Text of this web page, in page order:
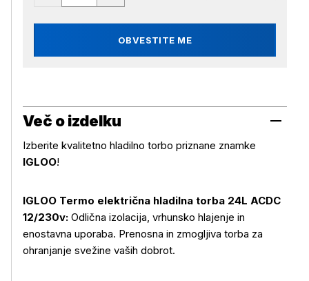
OBVESTITE ME
Več o izdelku
Izberite kvalitetno hladilno torbo priznane znamke
IGLOO!
IGLOO Termo električna hladilna torba 24L ACDC
12/230v: Odlična izolacija, vrhunsko hlajenje in
enostavna uporaba. Prenosna in zmogljiva torba za
ohranjanje svežine vaših dobrot.